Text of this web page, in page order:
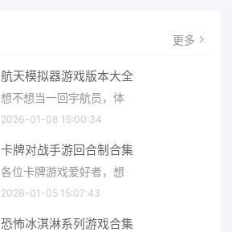
更多
航天模拟器游戏版本大全
想不想当一回宇航员，体
2026-01-08 15:00:34
卡牌对战手游回合制合集
各位卡牌游戏爱好者，想
2026-01-05 15:07:43
恐怖冰淇淋系列游戏合集